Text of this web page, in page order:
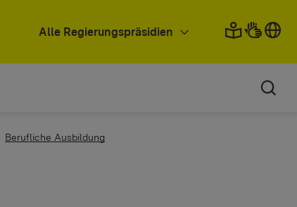
Alle Regierungspräsidien
Berufliche Ausbildung